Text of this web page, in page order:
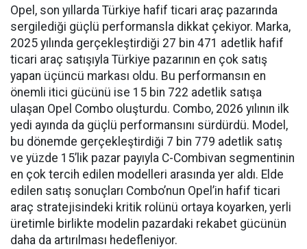
Opel, son yıllarda Türkiye hafif ticari araç pazarında
sergilediği güçlü performansla dikkat çekiyor. Marka,
2025 yılında gerçekleştirdiği 27 bin 471 adetlik hafif
ticari araç satışıyla Türkiye pazarının en çok satış
yapan üçüncü markası oldu. Bu performansın en
önemli itici gücünü ise 15 bin 722 adetlik satışa
ulaşan Opel Combo oluşturdu. Combo, 2026 yılının ilk
yedi ayında da güçlü performansını sürdürdü. Model,
bu dönemde gerçekleştirdiği 7 bin 779 adetlik satış
ve yüzde 15’lik pazar payıyla C-Combivan segmentinin
en çok tercih edilen modelleri arasında yer aldı. Elde
edilen satış sonuçları Combo’nun Opel’in hafif ticari
araç stratejisindeki kritik rolünü ortaya koyarken, yerli
üretimle birlikte modelin pazardaki rekabet gücünün
daha da artırılması hedefleniyor.